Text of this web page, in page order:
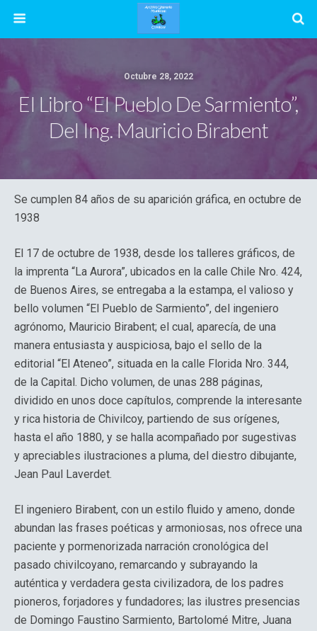
Octubre 28, 2022
El Libro “El Pueblo De Sarmiento”,
Del Ing. Mauricio Birabent
Se cumplen 84 años de su aparición gráfica, en octubre de
1938
El 17 de octubre de 1938, desde los talleres gráficos, de
la imprenta “La Aurora”, ubicados en la calle Chile Nro. 424,
de Buenos Aires, se entregaba a la estampa, el valioso y
bello volumen “El Pueblo de Sarmiento”, del ingeniero
agrónomo, Mauricio Birabent; el cual, aparecía, de una
manera entusiasta y auspiciosa, bajo el sello de la
editorial “El Ateneo”, situada en la calle Florida Nro. 344,
de la Capital. Dicho volumen, de unas 288 páginas,
dividido en unos doce capítulos, comprende la interesante
y rica historia de Chivilcoy, partiendo de sus orígenes,
hasta el año 1880, y se halla acompañado por sugestivas
y apreciables ilustraciones a pluma, del diestro dibujante,
Jean Paul Laverdet.
El ingeniero Birabent, con un estilo fluido y ameno, donde
abundan las frases poéticas y armoniosas, nos ofrece una
paciente y pormenorizada narración cronológica del
pasado chivilcoyano, remarcando y subrayando la
auténtica y verdadera gesta civilizadora, de los padres
pioneros, forjadores y fundadores; las ilustres presencias
de Domingo Faustino Sarmiento, Bartolomé Mitre, Juana